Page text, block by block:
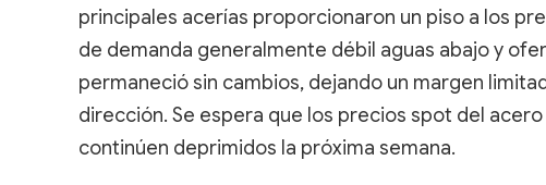
principales acerías proporcionaron un piso a los
de demanda generalmente débil aguas abajo y
permaneció sin cambios, dejando un margen
dirección. Se espera que los precios spot del
continúen deprimidos la próxima semana.